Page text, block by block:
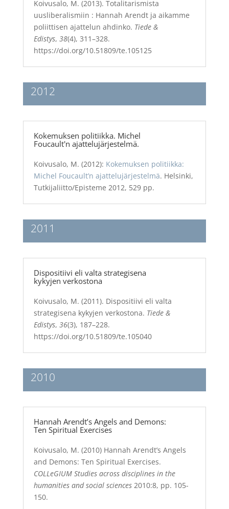
Koivusalo, M. (2013). Totalitarismista
uusliberalismiin : Hannah Arendt ja aikamme
poliittisen ajattelun ahdinko. Tiede &
Edistys, 38(4), 311–328.
https://doi.org/10.51809/te.105125
2012
Kokemuksen politiikka. Michel
Foucault'n ajattelujärjestelmä.
Koivusalo, M. (2012): Kokemuksen politiikka:
Michel Foucault’n ajattelujärjestelmä. Helsinki,
Tutkijaliitto/Episteme 2012, 529 pp.
2011
Dispositiivi eli valta strategisena
kykyjen verkostona
Koivusalo, M. (2011). Dispositiivi eli valta
strategisena kykyjen verkostona. Tiede &
Edistys, 36(3), 187–228.
https://doi.org/10.51809/te.105040
2010
Hannah Arendt’s Angels and Demons:
Ten Spiritual Exercises
Koivusalo, M. (2010) Hannah Arendt’s Angels
and Demons: Ten Spiritual Exercises.
COLLeGIUM Studies across disciplines in the
humanities and social sciences2010:8, pp. 105-
150.